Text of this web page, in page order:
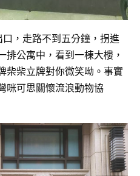
，走路不到五分鐘，拐進
排公寓中，看到一棟大樓，
柴柴立牌對你微笑呦。事實
咪可思關懷流浪動物協